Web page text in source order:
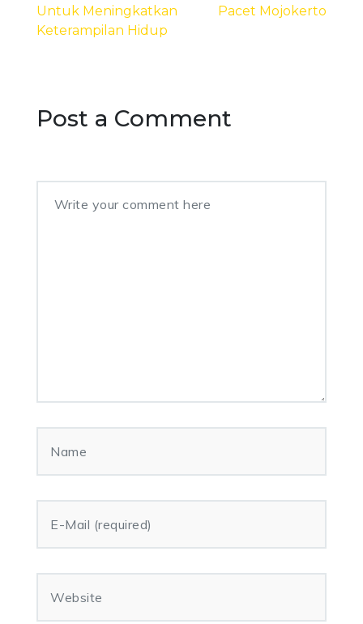
Untuk Meningkatkan
Keterampilan Hidup
Pacet Mojokerto
Post a Comment